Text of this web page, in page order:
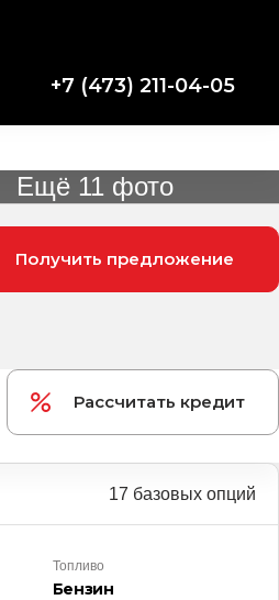
+7 (473) 211-04-05
Ещё 11 фото
Получить предложение
Рассчитать кредит
17 базовых опций
Топливо
Бензин